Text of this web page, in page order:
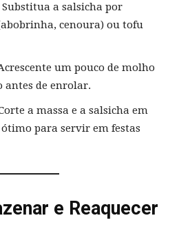
Substitua a salsicha por
cenoura) ou tofu
um pouco de molho
antes de enrolar.
a massa e a salsicha em
para servir em festas
e Reaquecer